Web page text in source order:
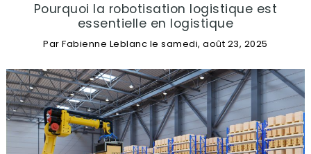
Pourquoi la robotisation logistique est
essentielle en logistique
ParFabienne Leblanc lesamedi, août 23, 2025